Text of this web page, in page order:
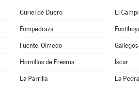
Curiel de Duero El
Fompedraza
Fuente-Olmedo
Hornillos de Eresma Íscar
La Parrilla La